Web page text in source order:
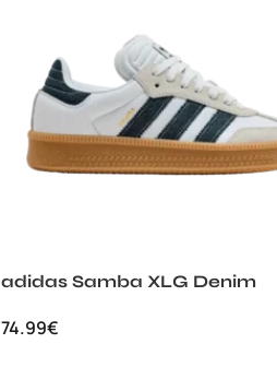
adidas Samba XLG Denim
74.99€